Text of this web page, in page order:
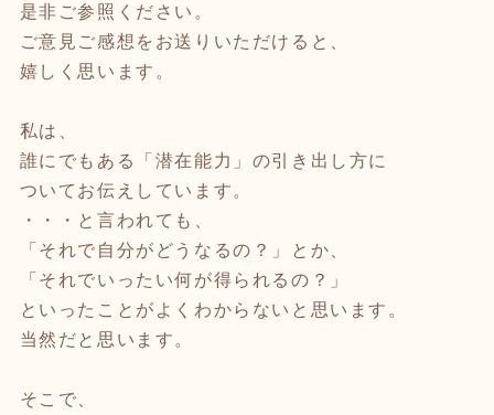
是非ご参照ください。
ご意見ご感想をお送りいただけると、
嬉しく思います。
私は、
誰にでもある「潜在能力」の引き出し方に
ついてお伝えしています。
・・・と言われても、
「それで自分がどうなるの？」とか、
「それでいったい何が得られるの？」
といったことがよくわからないと思います。
当然だと思います。
そこで、